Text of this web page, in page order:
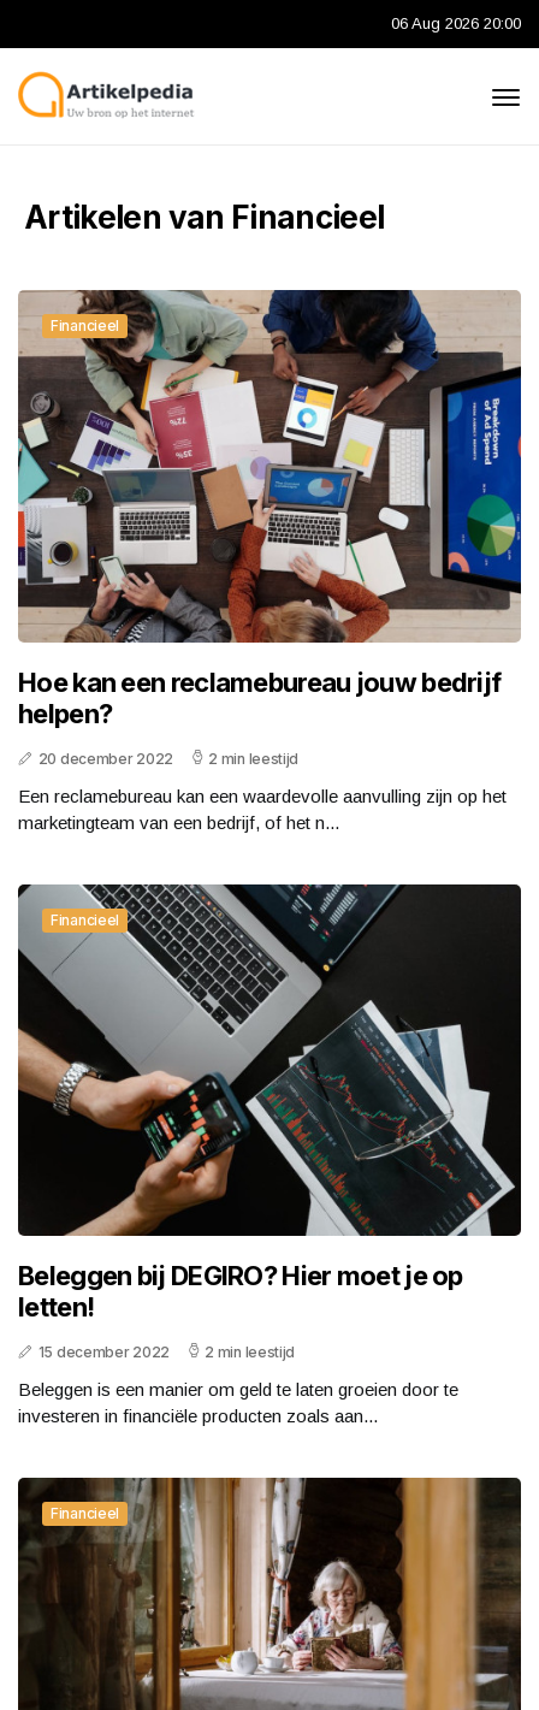
06 Aug 2026 20:00
Artikelen van Financieel
Financieel
Hoe kan een reclamebureau jouw bedrijf
helpen?
20 december 2022 2 min leestijd
Een reclamebureau kan een waardevolle aanvulling zijn op het
marketingteam van een bedrijf, of het n...
Financieel
Beleggen bij DEGIRO? Hier moet je op
letten!
15 december 2022 2 min leestijd
Beleggen is een manier om geld te laten groeien door te
investeren in financiële producten zoals aan...
Financieel